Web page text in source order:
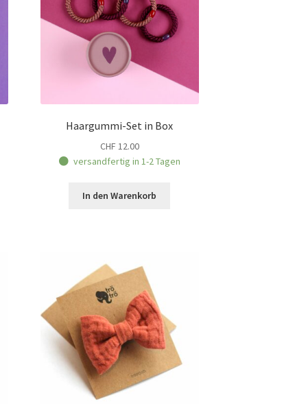
Haargummi-Set in Box
CHF 12.00
versandfertig in 1-2 Tagen
In den Warenkorb